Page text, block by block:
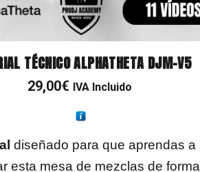
TÉCNICO ALPHATHETA DJM-V5
29,00€ IVA Incluido
diseñado para que aprendas a
esta mesa de mezclas de forma